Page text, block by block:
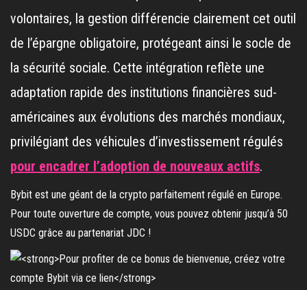
volontaires, la gestion différencie clairement cet outil
de l’épargne obligatoire, protégeant ainsi le socle de
la sécurité sociale. Cette intégration reflète une
adaptation rapide des institutions financières sud-
américaines aux évolutions des marchés mondiaux,
privilégiant des véhicules d’investissement régulés
pour encadrer l’adoption de nouveaux actifs.
Bybit est une géant de la crypto parfaitement régulé en Europe.
Pour toute ouverture de compte, vous pouvez obtenir jusqu’à 50
USDC grâce au partenariat JDC !